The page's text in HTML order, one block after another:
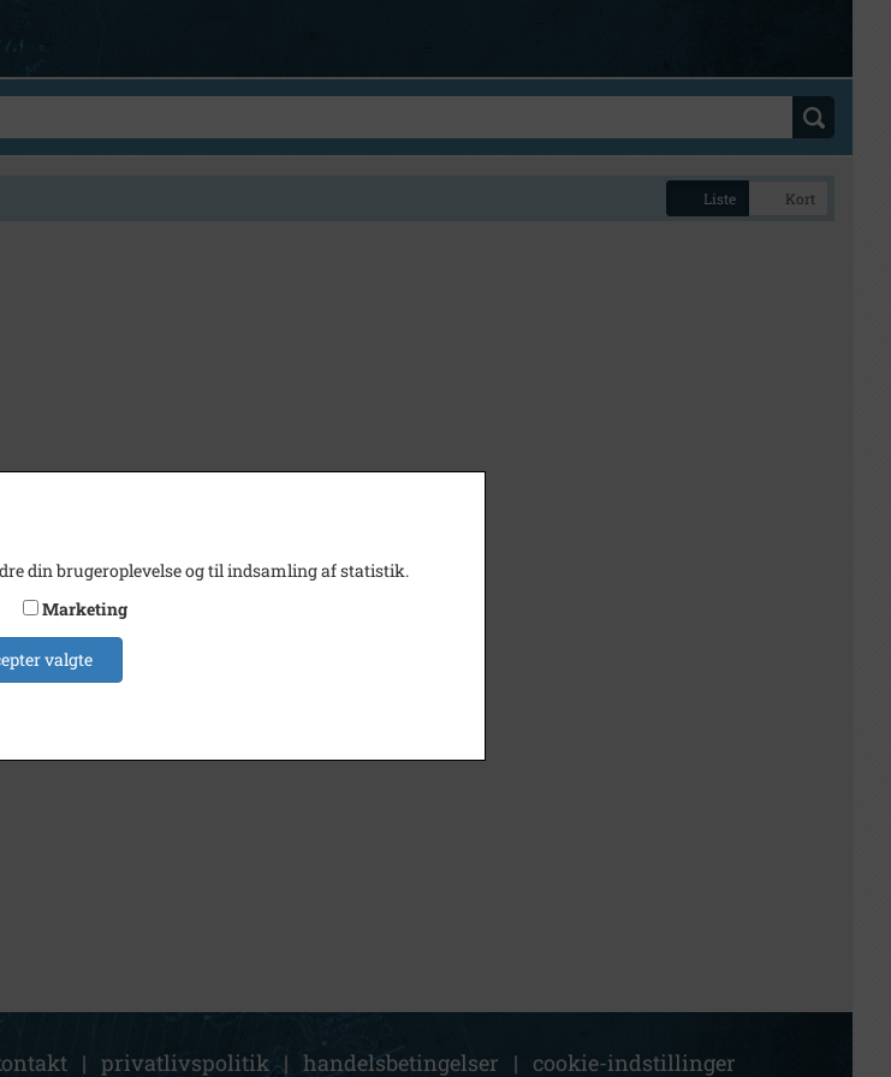
Liste Kort
| privatlivspolitik | handelsbetingelser | cookie-indstillinger
din brugeroplevelse og til indsamling af statistik.
Marketing
valgte